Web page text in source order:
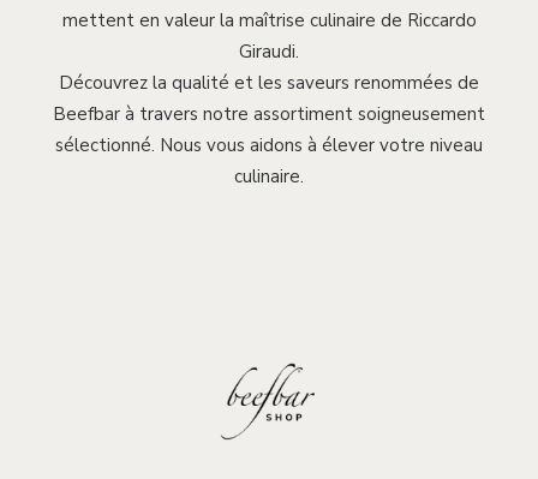
mettent en valeur la maîtrise culinaire de Riccardo
Giraudi.
Découvrez la qualité et les saveurs renommées de
Beefbar à travers notre assortiment soigneusement
sélectionné. Nous vous aidons à élever votre niveau
culinaire.